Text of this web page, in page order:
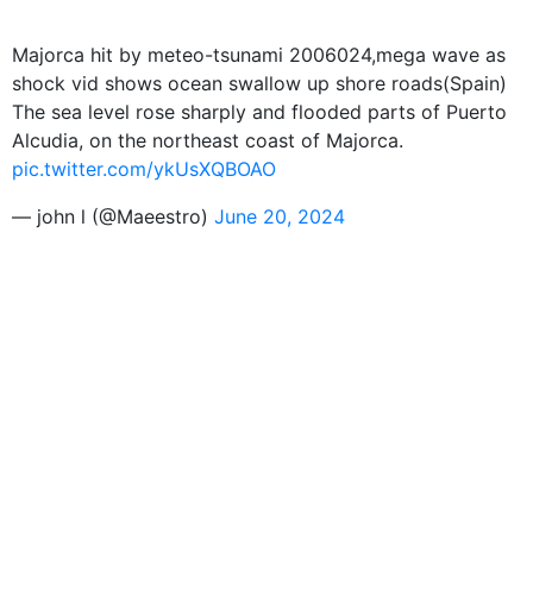
Majorca hit by meteo-tsunami 2006024,mega wave as
shock vid shows ocean swallow up shore roads(Spain)
The sea level rose sharply and flooded parts of Puerto
Alcudia, on the northeast coast of Majorca.
pic.twitter.com/ykUsXQBOAO
— john l (@Maeestro) June 20, 2024